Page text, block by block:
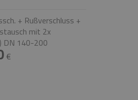
+ Rußverschluss +
mit 2x
DN 140-200
€